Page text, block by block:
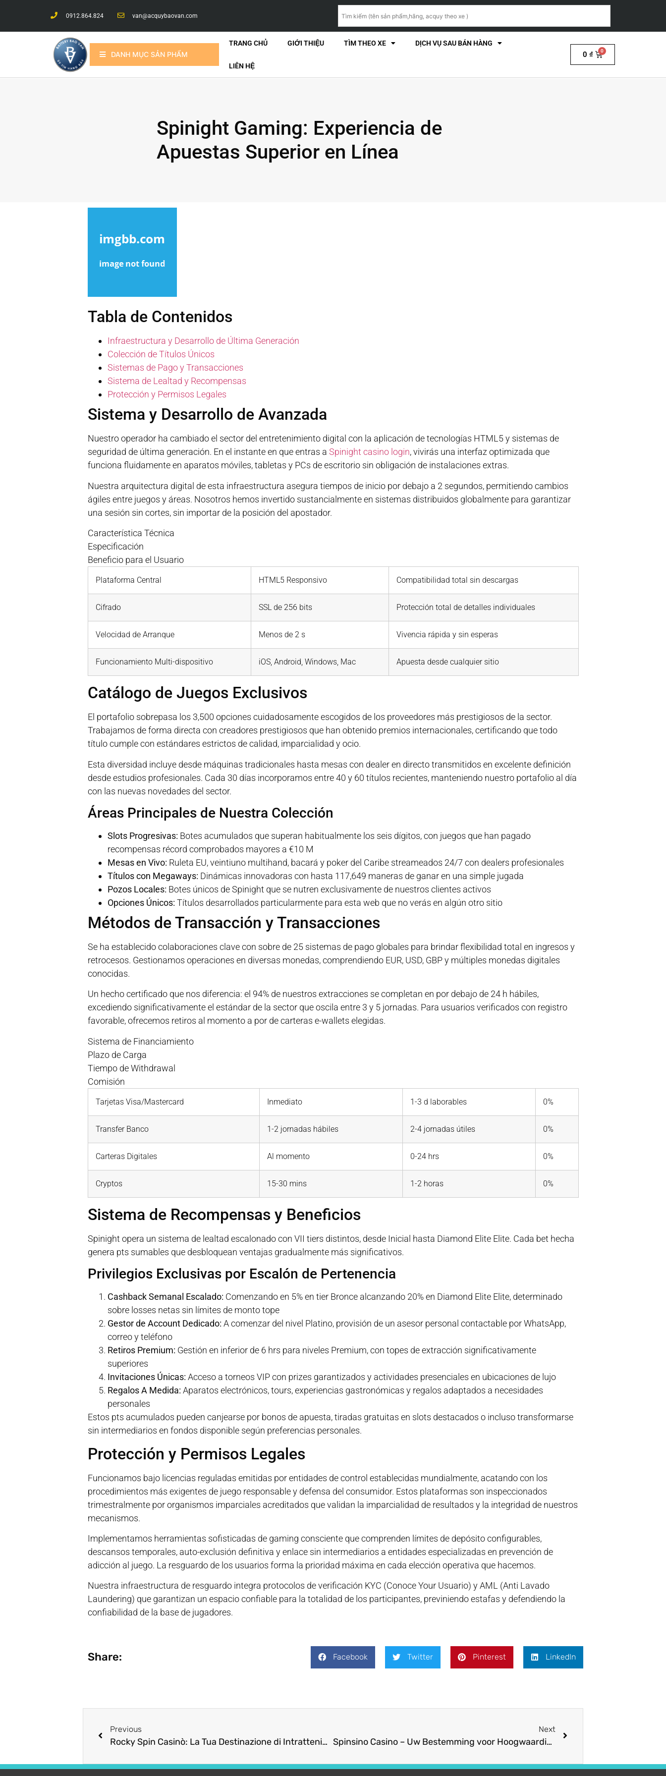
0912.864.824 van@acquybaovan.com
DANH MỤC SẢN PHẨM
TRANG CHỦ GIỚI THIỆU TÌM THEO XE DỊCH VỤ SAU BÁN HÀNG
LIÊN HỆ
0 ₫
Spinight Gaming: Experiencia de
Apuestas Superior en Línea
Tabla de Contenidos
Infraestructura y Desarrollo de Última Generación
Colección de Títulos Únicos
Sistemas de Pago y Transacciones
Sistema de Lealtad y Recompensas
Protección y Permisos Legales
Sistema y Desarrollo de Avanzada
Nuestro operador ha cambiado el sector del entretenimiento digital con la aplicación de tecnologías HTML5 y sistemas de
seguridad de última generación. En el instante en que entras a Spinight casino login, vivirás una interfaz optimizada que
funciona fluidamente en aparatos móviles, tabletas y PCs de escritorio sin obligación de instalaciones extras.
Nuestra arquitectura digital de esta infraestructura asegura tiempos de inicio por debajo a 2 segundos, permitiendo cambios
ágiles entre juegos y áreas. Nosotros hemos invertido sustancialmente en sistemas distribuidos globalmente para garantizar
una sesión sin cortes, sin importar de la posición del apostador.
Característica Técnica
Especificación
Beneficio para el Usuario
Plataforma Central HTML5 Responsivo Compatibilidad total sin descargas
Cifrado SSL de 256 bits Protección total de detalles individuales
Velocidad de Arranque Menos de 2 s Vivencia rápida y sin esperas
Funcionamiento Multi-dispositivo iOS, Android, Windows, Mac Apuesta desde cualquier sitio
Catálogo de Juegos Exclusivos
El portafolio sobrepasa los 3,500 opciones cuidadosamente escogidos de los proveedores más prestigiosos de la sector.
Trabajamos de forma directa con creadores prestigiosos que han obtenido premios internacionales, certificando que todo
título cumple con estándares estrictos de calidad, imparcialidad y ocio.
Esta diversidad incluye desde máquinas tradicionales hasta mesas con dealer en directo transmitidos en excelente definición
desde estudios profesionales. Cada 30 días incorporamos entre 40 y 60 títulos recientes, manteniendo nuestro portafolio al día
con las nuevas novedades del sector.
Áreas Principales de Nuestra Colección
Slots Progresivas: Botes acumulados que superan habitualmente los seis dígitos, con juegos que han pagado
recompensas récord comprobados mayores a €10 M
Mesas en Vivo: Ruleta EU, veintiuno multihand, bacará y poker del Caribe streameados 24/7 con dealers profesionales
Títulos con Megaways: Dinámicas innovadoras con hasta 117,649 maneras de ganar en una simple jugada
Pozos Locales: Botes únicos de Spinight que se nutren exclusivamente de nuestros clientes activos
Opciones Únicos: Títulos desarrollados particularmente para esta web que no verás en algún otro sitio
Métodos de Transacción y Transacciones
Se ha establecido colaboraciones clave con sobre de 25 sistemas de pago globales para brindar flexibilidad total en ingresos y
retrocesos. Gestionamos operaciones en diversas monedas, comprendiendo EUR, USD, GBP y múltiples monedas digitales
conocidas.
Un hecho certificado que nos diferencia: el 94% de nuestros extracciones se completan en por debajo de 24 h hábiles,
excediendo significativamente el estándar de la sector que oscila entre 3 y 5 jornadas. Para usuarios verificados con registro
favorable, ofrecemos retiros al momento a por de carteras e-wallets elegidas.
Sistema de Financiamiento
Plazo de Carga
Tiempo de Withdrawal
Comisión
Tarjetas Visa/Mastercard Inmediato 1-3 d laborables 0%
Transfer Banco 1-2 jornadas hábiles 2-4 jornadas útiles 0%
Carteras Digitales Al momento 0-24 hrs 0%
Cryptos 15-30 mins 1-2 horas 0%
Sistema de Recompensas y Beneficios
Spinight opera un sistema de lealtad escalonado con VII tiers distintos, desde Inicial hasta Diamond Elite Elite. Cada bet hecha
genera pts sumables que desbloquean ventajas gradualmente más significativos.
Privilegios Exclusivas por Escalón de Pertenencia
Cashback Semanal Escalado: Comenzando en 5% en tier Bronce alcanzando 20% en Diamond Elite Elite, determinado
sobre losses netas sin límites de monto tope
Gestor de Account Dedicado: A comenzar del nivel Platino, provisión de un asesor personal contactable por WhatsApp,
correo y teléfono
Retiros Premium: Gestión en inferior de 6 hrs para niveles Premium, con topes de extracción significativamente
superiores
Invitaciones Únicas: Acceso a torneos VIP con prizes garantizados y actividades presenciales en ubicaciones de lujo
Regalos A Medida: Aparatos electrónicos, tours, experiencias gastronómicas y regalos adaptados a necesidades
personales
Estos pts acumulados pueden canjearse por bonos de apuesta, tiradas gratuitas en slots destacados o incluso transformarse
sin intermediarios en fondos disponible según preferencias personales.
Protección y Permisos Legales
Funcionamos bajo licencias reguladas emitidas por entidades de control establecidas mundialmente, acatando con los
procedimientos más exigentes de juego responsable y defensa del consumidor. Estos plataformas son inspeccionados
trimestralmente por organismos imparciales acreditados que validan la imparcialidad de resultados y la integridad de nuestros
mecanismos.
Implementamos herramientas sofisticadas de gaming consciente que comprenden límites de depósito configurables,
descansos temporales, auto-exclusión definitiva y enlace sin intermediarios a entidades especializadas en prevención de
adicción al juego. La resguardo de los usuarios forma la prioridad máxima en cada elección operativa que hacemos.
Nuestra infraestructura de resguardo integra protocolos de verificación KYC (Conoce Your Usuario) y AML (Anti Lavado
Laundering) que garantizan un espacio confiable para la totalidad de los participantes, previniendo estafas y defendiendo la
confiabilidad de la base de jugadores.
Share: Facebook Twitter Pinterest LinkedIn
Previous
Rocky Spin Casinò: La Tua Destinazione di Intrattenimento di Lusso nel 2024
Next
Spinsino Casino – Uw Bestemming voor Hoogwaardige Online Gaming